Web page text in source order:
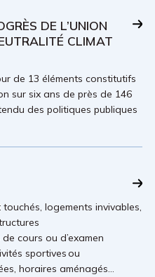
DE L’UNION
CLIMAT
de 13 éléments constitutifs
sur six ans de près de 146
des politiques publiques
logements invivables,
cours ou d’examen
sportives ou
horaires aménagés…